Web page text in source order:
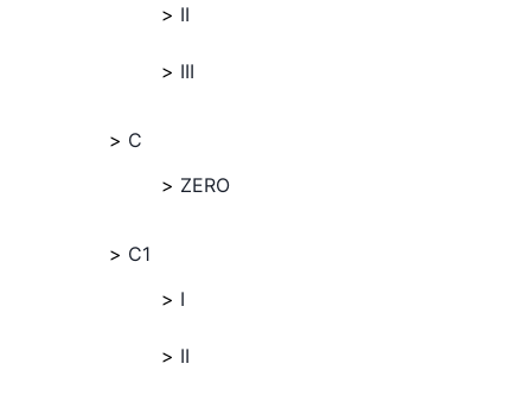
II
III
C
ZERO
C1
I
II